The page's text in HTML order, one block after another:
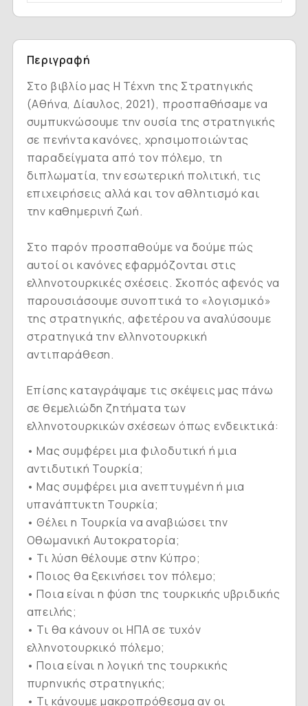
Περιγραφή
Στο βιβλίο μας Η Τέχνη της Στρατηγικής
(Αθήνα, Δίαυλος, 2021), προσπαθήσαμε να
συμπυκνώσουμε την ουσία της στρατηγικής
σε πενήντα κανόνες, χρησιμοποιώντας
παραδείγματα από τον πόλεμο, τη
διπλωματία, την εσωτερική πολιτική, τις
επιχειρήσεις αλλά και τον αθλητισμό και
την καθημερινή ζωή.
Στο παρόν προσπαθούμε να δούμε πώς
αυτοί οι κανόνες εφαρμόζονται στις
ελληνοτουρκικές σχέσεις. Σκοπός αφενός να
παρουσιάσουμε συνοπτικά το «λογισμικό»
της στρατηγικής, αφετέρου να αναλύσουμε
στρατηγικά την ελληνοτουρκική
αντιπαράθεση.
Επίσης καταγράψαμε τις σκέψεις μας πάνω
σε θεμελιώδη ζητήματα των
ελληνοτουρκικών σχέσεων όπως ενδεικτικά:
• Μας συμφέρει μια φιλοδυτική ή μια
αντιδυτική Τουρκία;
• Μας συμφέρει μια ανεπτυγμένη ή μια
υπανάπτυκτη Τουρκία;
• Θέλει η Τουρκία να αναβιώσει την
Οθωμανική Αυτοκρατορία;
• Τι λύση θέλουμε στην Κύπρο;
• Ποιος θα ξεκινήσει τον πόλεμο;
• Ποια είναι η φύση της τουρκικής υβριδικής
απειλής;
• Τι θα κάνουν οι ΗΠΑ σε τυχόν
ελληνοτουρκικό πόλεμο;
• Ποια είναι η λογική της τουρκικής
πυρηνικής στρατηγικής;
• Τι κάνουμε μακροπρόθεσμα αν οι